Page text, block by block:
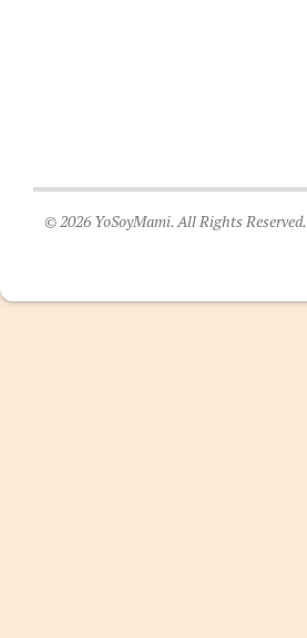
© 2026 YoSoyMami. All Rights Reserved.